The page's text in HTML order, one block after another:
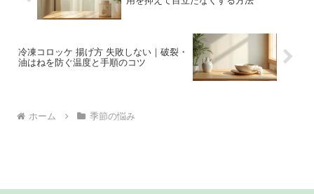
冷凍コロッケ 揚げ方 失敗しない｜破裂・
油はねを防ぐ温度と手順のコツ
ホーム 季節の悩み